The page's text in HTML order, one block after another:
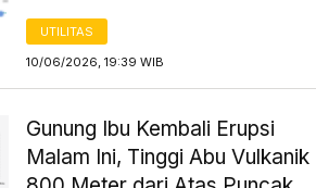
UTILITAS
10/06/2026, 19:39 WIB
Gunung Ibu Kembali Erupsi
Malam Ini, Tinggi Abu Vulkanik